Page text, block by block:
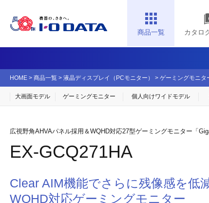
商品一覧 カタロ
HOME > 商品一覧 > 液晶ディスプレイ（PCモニター） > ゲーミングモニタ
大画面モデル ゲーミングモニター 個人向けワイドモデル
広視野角AHVAパネル採用＆WQHD対応27型ゲーミングモニター「
EX-GCQ271HA
Clear AIM機能でさらに残像感を低
WQHD対応ゲーミングモニター